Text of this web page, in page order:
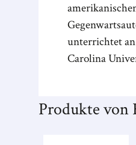
unterrichtet
Carolina
Produkte von